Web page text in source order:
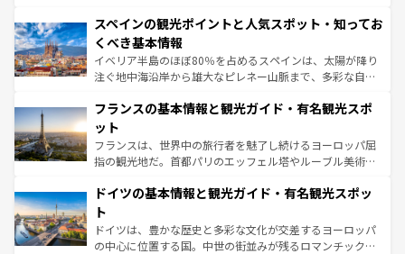
ろん、トスカーナの美しい田園風景やアマルフィ海岸の絶
景など、自然景観も見逃せない。観光の合間には、本場の
ピザやパスタなど、絶品のイタリア料理を堪能することも
できる。朝目覚めてから夜眠るまで、すべての瞬間を楽し
なお、新着のイタリア情報はコンテンツ一覧を参照してほ
しい。
スペインの観光ポイントと人気スポット・知ってお
くべき基本情報
イベリア半島のほぼ80％を占めるスペインは、太陽が降り
注ぐ地中海沿岸から雄大なピレネー山脈まで、多彩な自然
文化が根付くこの国では、情熱的なフラメンコ、熱気あふ
れる闘牛、そして美味しいタパスが生活の一部となってい
る。首都マドリードの洗練された雰囲気や、バルセロナの
アートに溢れた街角から、地方では古代ローマ遺跡や中世
せる。地方によって風土や気候が異なるスペインはその個
ンテンツ一覧 を参照してほしい。
フランスの基本情報と観光ガイド・有名観光スポ
ット
フランスは、世界中の旅行者を魅了し続けるヨーロッパ屈
指の観光地だ。首都パリのエッフェル塔やルーブル美術館
で、幅広い魅力が詰まっている。華麗な宮殿、歴史的な大
聖堂、美しいビーチ、そして豊かな自然が、訪れる者を心
から魅了する。また、フランスは美食の国としても知ら
れ、フランス料理はユネスコ無形文化遺産にも登録されて
ドイツの基本情報と観光ガイド・有名観光スポッ
ト
ドイツは、豊かな歴史と多彩な文化が交差するヨーロッパ
の中心に位置する国。中世の街並みが残るロマンチック街